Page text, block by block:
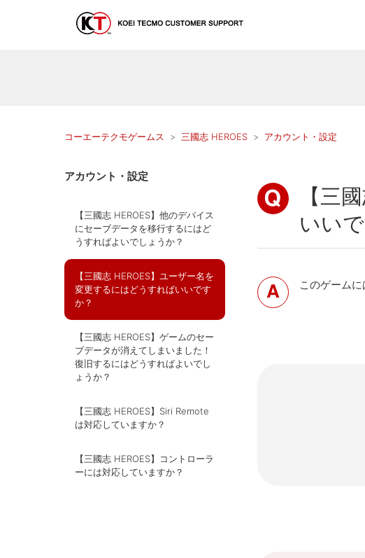
コーエーテクモゲームス 三國志 HEROES アカウント・設定
アカウント・設定
【三國志 HEROES】他のデバイス
にセーブデータを移行するにはど
うすればよいでしょうか？
【三國志 HEROES】ユーザー名を
変更するにはどうすればいいです
か？
【三國志 HEROES】ゲームのセー
ブデータが消えてしまいました！
復旧するにはどうすればよいでし
ょうか？
【三國志 HEROES】Siri Remote
は対応していますか？
【三國志 HEROES】コントローラ
ーには対応していますか？
【三
いい
このゲーム